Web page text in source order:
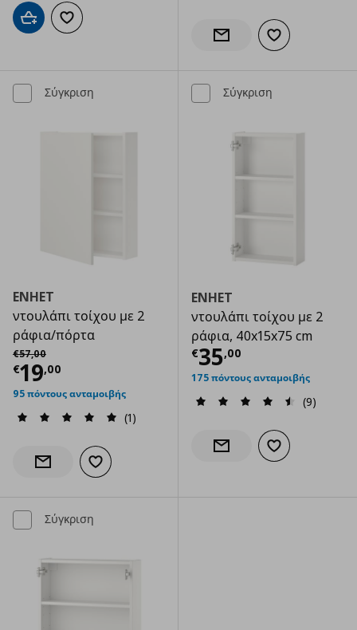
Προσθήκη στο καλάθι
Προσθήκη στα αγαπημένα
Ενημέρωση διαθεσιμότητας
Προσθήκη στα
Σύγκριση
ENHET
ντουλάπι τοίχου με 2
ράφια/πόρτα
€57,00
Αρχική τιμή
€19,00
Τρέχουσα τιμή € 19,00
95 πόντους ανταμοιβής
(1)
Ενημέρωση διαθεσιμότητας
Προσθήκη στα αγαπημένα
Σύγκριση
ENHET
ντουλάπι τοίχου με 2
ράφια, 40x15x75 cm
€35,00
Τρέχουσα
175 πόντους ανταμοιβής
(9)
Ενημέρωση διαθεσιμότητας
Προσθήκη στα
Σύγκριση